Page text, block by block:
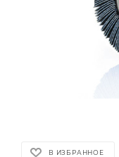
В ИЗБРАННОЕ